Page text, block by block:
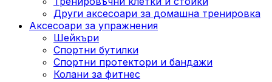
Други аксесоари за домашна тренировка
Аксесоари за упражнения
Шейкъри
Спортни бутилки
Спортни протектори и бандажи
Колани за фитнес